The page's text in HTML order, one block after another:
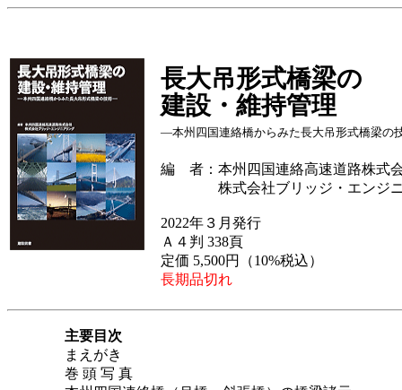
長大吊形式橋梁の
建設・維持管理
―本州四国連絡橋からみた長大吊形式橋梁の
編 者：本州四国連絡高速道路株式
株式会社ブリッジ・エンジニ
2022年３月発行
Ａ４判 338頁
定価 5,500円（10%税込）
長期品切れ
主要目次
まえがき
巻 頭 写 真